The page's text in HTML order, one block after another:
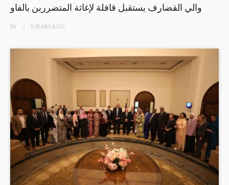
والي القضارف يستقبل قافلة لإغاثة المتضررين بالفاو
BY 5 YEARSAGO